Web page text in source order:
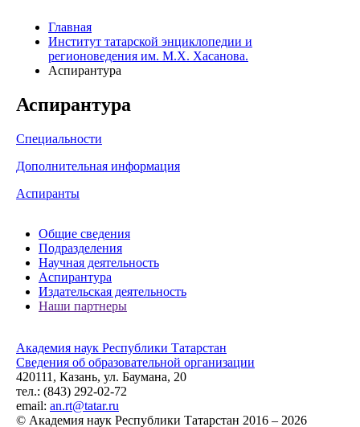
Главная
Институт татарской энциклопедии и
регионоведения им. М.Х. Хасанова.
Аспирантура
Аспирантура
Специальности
Дополнительная информация
Аспиранты
Общие сведения
Подразделения
Научная деятельность
Аспирантура
Издательская деятельность
Наши партнеры
Академия наук Республики Татарстан
Сведения об образовательной организации
420111, Казань, ул. Баумана, 20
тел.: (843) 292-02-72
email: an.rt@tatar.ru
© Академия наук Республики Татарстан 2016 – 2026